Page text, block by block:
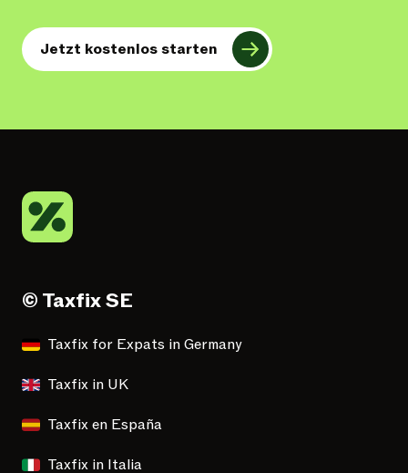
Jetzt kostenlos starten
© Taxfix SE
Taxfix for Expats in Germany
Taxfix in UK
Taxfix en España
Taxfix in Italia